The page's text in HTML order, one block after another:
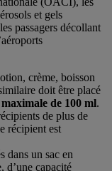
et gels
passagers décollant
crème, boisson
doit être placé
maximale de 100 ml.
de plus de
récipient est
dans un sac en
d’une capacité